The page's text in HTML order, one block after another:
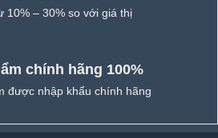
10% – 30% so với giá thị
chính hãng 100%
được nhập khẩu chính hãng